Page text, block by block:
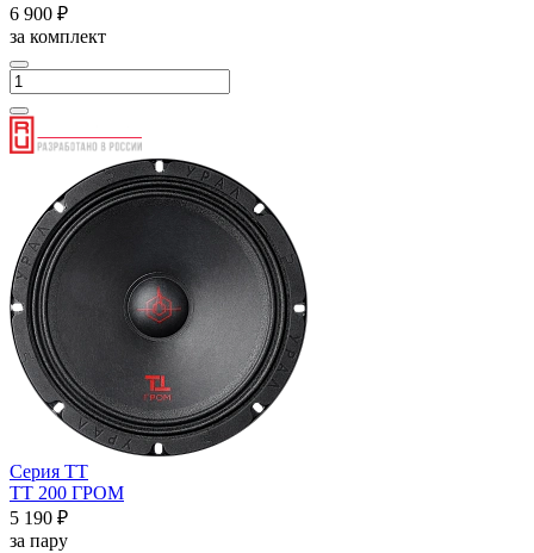
6 900 ₽
за комплект
Серия ТТ
ТТ 200 ГРОМ
5 190 ₽
за пару